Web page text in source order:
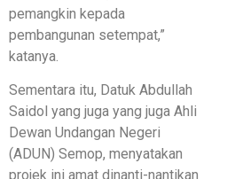
pemangkin kepada
pembangunan setempat,”
katanya.
Sementara itu, Datuk Abdullah
Saidol yang juga yang juga Ahli
Dewan Undangan Negeri
(ADUN) Semop, menyatakan
projek ini amat dinanti-nantikan